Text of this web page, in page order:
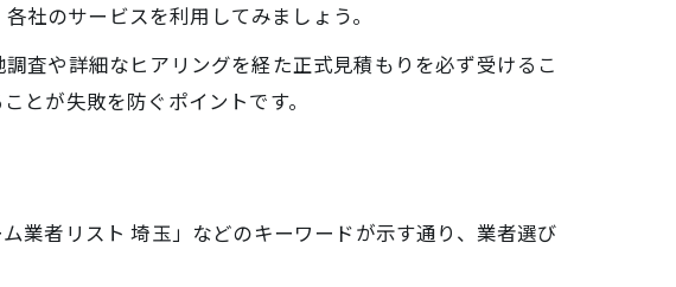
社のサービスを利用してみましょう。
査や詳細なヒアリングを経た正式見積もりを必ず受けるこ
とが失敗を防ぐポイントです。
業者リスト 埼玉」などのキーワードが示す通り、業者選び